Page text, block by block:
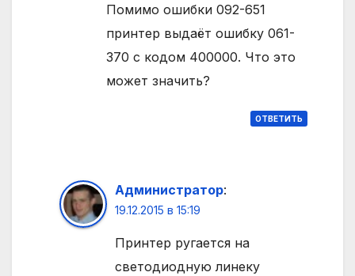
Помимо ошибки 092-651
принтер выдаёт ошибку 061-
370 с кодом 400000. Что это
может значить?
ОТВЕТИТЬ
Администратор:
19.12.2015 в 15:19
Принтер ругается на
светодиодную линеку